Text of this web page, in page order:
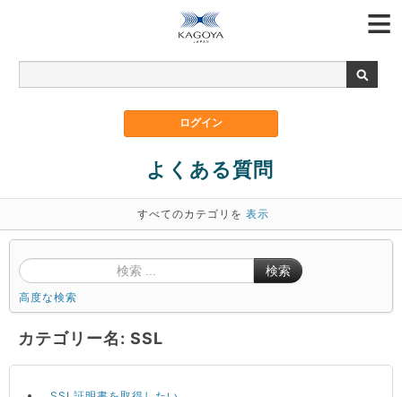
よくある質問
すべてのカテゴリを 表示
検索
高度な検索
カテゴリー名: SSL